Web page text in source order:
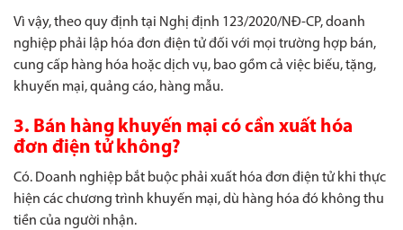
Vì vậy, theo quy định tại Nghị định 123/2020/NĐ-CP, doanh
nghiệp phải lập hóa đơn điện tử đối với mọi trường hợp bán,
cung cấp hàng hóa hoặc dịch vụ, bao gồm cả việc biếu, tặng,
khuyến mại, quảng cáo, hàng mẫu.
3. Bán hàng khuyến mại có cần xuất hóa
đơn điện tử không?
Có. Doanh nghiệp bắt buộc phải xuất hóa đơn điện tử khi thực
hiện các chương trình khuyến mại, dù hàng hóa đó không thu
tiền của người nhận.